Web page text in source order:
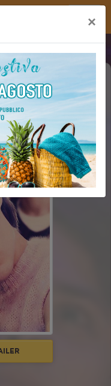
(I WISH YOU
VISIONE
×